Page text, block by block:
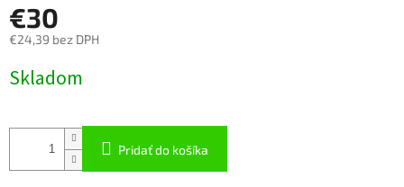
€30
€24,39 bez DPH
cena:
Skladom
Pridať do košíka